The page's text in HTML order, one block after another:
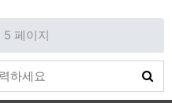
5 페이지